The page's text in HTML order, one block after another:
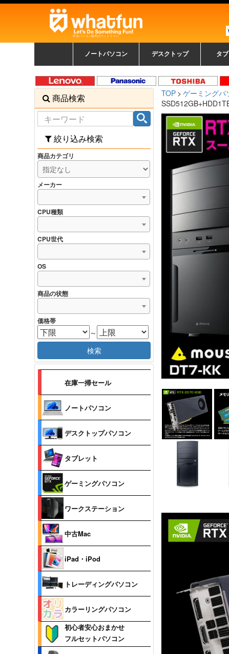
中古パソコン販売のワットファン
ノートパソコン
覧
パソコン
ッカード
デスクトップ
中古デスクトップ一覧
新品デスクトップ一
覧
ゲーミングパソコン
トレーディングパソ
コン
ッ
タ
TOP ゲーミングパ
商品検索
絞り込み検索
商品カテゴリ
メーカー
CPU種類
CPU世代
OS
商品の状態
価格帯
～
検索
在庫一掃セール
ノートパソコン
デスクトップパソコン
タブレット
ゲーミングパソコン
ワークステーション
中古Mac
iPad・iPod
トレーディングパソコン
カラーリングパソコン
初心者安心おまかせ
フルセットパソコン